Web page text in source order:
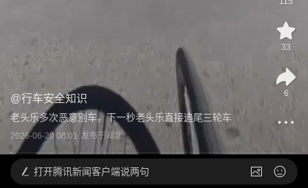
@行车安全知识
老头乐多次恶意别车，下一秒老头乐直接追尾三轮车
2026-06-20 08:01 发布于湖北
33
6
打开腾讯新闻客户端说两句